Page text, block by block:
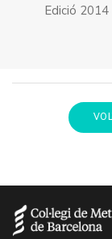
Edició 2014